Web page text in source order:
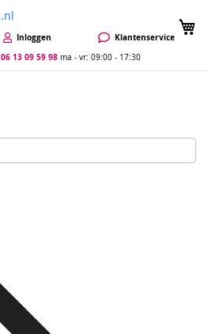
Inloggen Klantenservice
06 13 09 59 98ma - vr: 09:00 - 17:30